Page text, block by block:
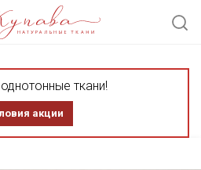
ткани!
акции